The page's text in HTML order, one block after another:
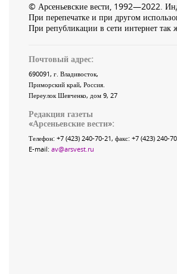
© Арсеньевские вести, 1992—2022.
При перепечатке и при другом
При републикации в сети интернет так
Почтовый адрес:
690091, г. Владивосток,
Приморский край, Россия.
Переулок Шевченко, дом 9, 27
Редакция газеты
«Арсеньевские вести»:
Телефон: +7 (423) 240-70-21, факс: +7 (423) 240-
E-mail: av@arsvest.ru